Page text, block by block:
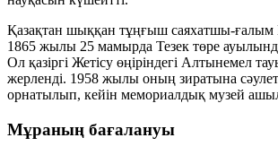
Қазақтан шыққан тұңғыш саяхатшы-
1865 жылы 25 мамырда Тезек төре
Ол қазіргі Жетісу өңіріндегі Алтынемел
жерленді. 1958 жылы оның зиратына
орнатылып, кейін мемориалдық музей
Мұраның бағалануы